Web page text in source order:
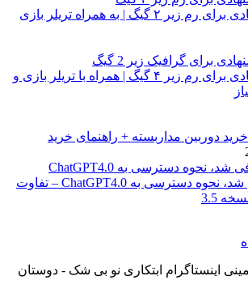
۱۰ بازی پیشنهادی برای رم زیر ۲ گیگ | به همراه تریلر بازی
۱۰ بازی پیشنهادی برای رم زیر ۴ گیگ | همراه با تریلر بازی و
GPT-4 معرفی شد، نحوه دسترسی به ChatGPT4.0 – تفاوت
اینستاگرام ابتکاری نو بی شک - دوستان